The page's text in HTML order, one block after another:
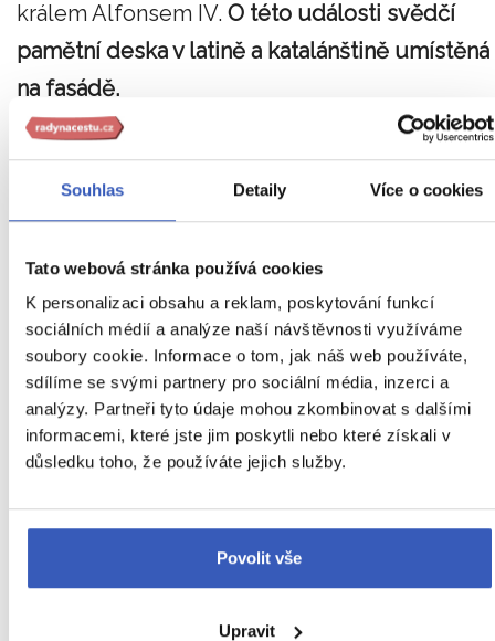
Souhlas Detaily Více o cookies
Tato webová stránka používá cookies
K personalizaci obsahu a reklam, poskytování funkcí
sociálních médií a analýze naší návštěvnosti využíváme
soubory cookie. Informace o tom, jak náš web používáte,
sdílíme se svými partnery pro sociální média, inzerci a
analýzy. Partneři tyto údaje mohou zkombinovat s dalšími
informacemi, které jste jim poskytli nebo které získali v
důsledku toho, že používáte jejich služby.
Povolit vše
Upravit
králem Alfonsem IV. O této události svědčí
pamětní deska v latině a katalánštině umístěná
na fasádě.
Na stavbě se podílely všechny cechy čtvrti,
zejména nosiči nákladů, kteří se na stavbě
podíleli velkou dobrovolnou částkou a svou
prací. Zdi, boční kaple a fasády byly
v roce 1350.Bohužel v roce 1379 zničil požár
značnou část budovy.Nakonec byl 3. listopadu
1383 položen poslední kámen a 15. srpna 1383
byla sloužena první mše.
Dne 2. února 1428 způsobilo zemětřesení
škody a zničilo růžicové okno v západním